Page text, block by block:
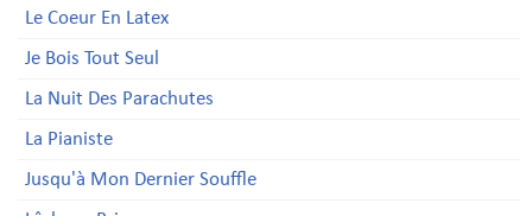
Le Coeur En Latex
Je Bois Tout Seul
La Nuit Des Parachutes
La Pianiste
Jusqu'à Mon Dernier Souffle